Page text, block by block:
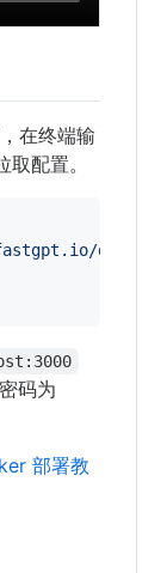
在终端输
配置。
密码为
部署教